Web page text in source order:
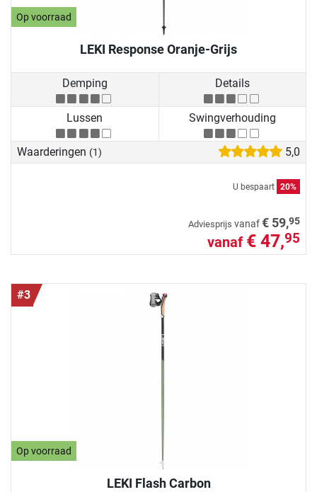
Op voorraad
LEKI Response Oranje-Grijs
Demping Details
Lussen Swingverhouding
Waarderingen (1) 5,0
U bespaart 20%
Adviesprijs vanaf€ 59,95
vanaf € 47,95
#3
Op voorraad
LEKI Flash Carbon